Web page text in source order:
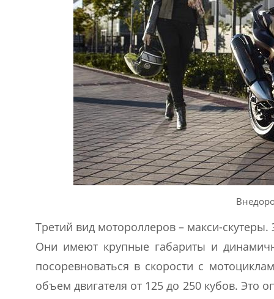
Третий вид мотороллеров – макси-
Они имеют крупные габариты и
посоревноваться в скорости с
объем двигателя от 125 до 250 кубов. Это